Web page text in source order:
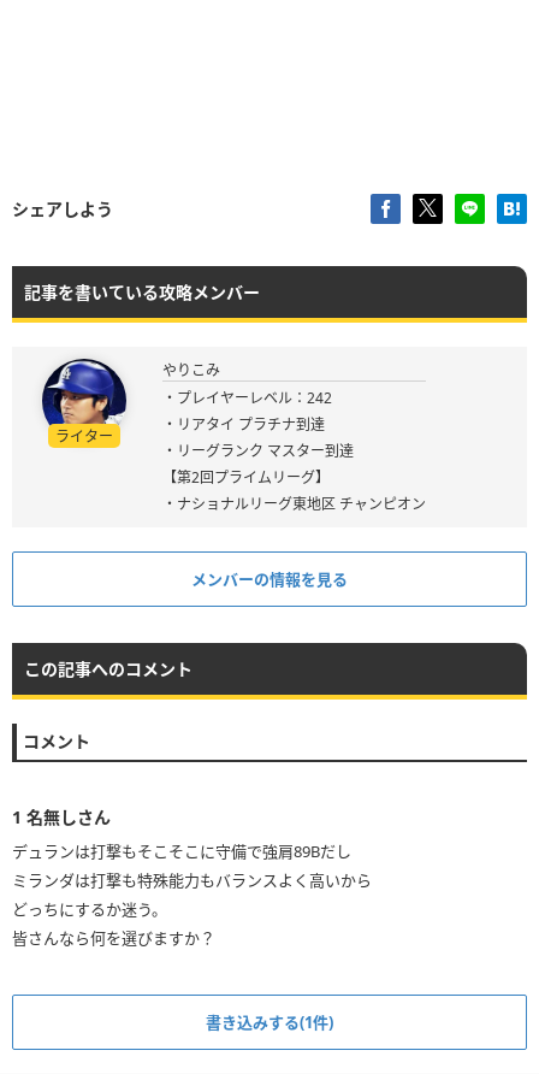
シェアしよう
記事を書いている攻略メンバー
ライター
やりこみ
・プレイヤーレベル：242
・リアタイ プラチナ到達
・リーグランク マスター到達
【第2回プライムリーグ】
・ナショナルリーグ東地区 チャンピオン
メンバーの情報を見る
この記事へのコメント
コメント
1 名無しさん
デュランは打撃もそこそこに守備で強肩89Bだし
ミランダは打撃も特殊能力もバランスよく高いから
どっちにするか迷う。
皆さんなら何を選びますか？
書き込みする(1件)